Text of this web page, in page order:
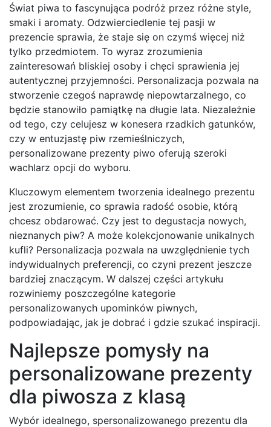
Świat piwa to fascynująca podróż przez różne style,
smaki i aromaty. Odzwierciedlenie tej pasji w
prezencie sprawia, że staje się on czymś więcej niż
tylko przedmiotem. To wyraz zrozumienia
zainteresowań bliskiej osoby i chęci sprawienia jej
autentycznej przyjemności. Personalizacja pozwala na
stworzenie czegoś naprawdę niepowtarzalnego, co
będzie stanowiło pamiątkę na długie lata. Niezależnie
od tego, czy celujesz w konesera rzadkich gatunków,
czy w entuzjastę piw rzemieślniczych,
personalizowane prezenty piwo oferują szeroki
wachlarz opcji do wyboru.
Kluczowym elementem tworzenia idealnego prezentu
jest zrozumienie, co sprawia radość osobie, którą
chcesz obdarować. Czy jest to degustacja nowych,
nieznanych piw? A może kolekcjonowanie unikalnych
kufli? Personalizacja pozwala na uwzględnienie tych
indywidualnych preferencji, co czyni prezent jeszcze
bardziej znaczącym. W dalszej części artykułu
rozwiniemy poszczególne kategorie
personalizowanych upominków piwnych,
podpowiadając, jak je dobrać i gdzie szukać inspiracji.
Najlepsze pomysły na
personalizowane prezenty
dla piwosza z klasą
Wybór idealnego, spersonalizowanego prezentu dla